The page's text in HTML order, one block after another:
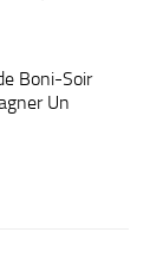
Boni-Soir
Un